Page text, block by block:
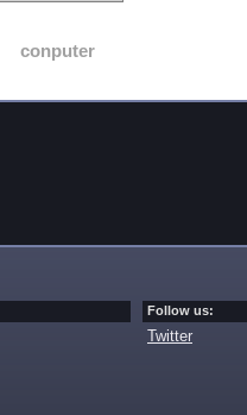
conputer
Follow us:
Twitter